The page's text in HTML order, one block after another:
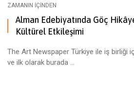
ZAMANIN İÇINDEN
Alman Edebiyatında Göç
Kültürel Etkileşimi
The Art Newspaper Türkiye ile iş birliği
ve ilk olarak burada ...